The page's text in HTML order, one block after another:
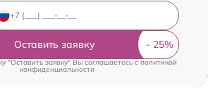
Оставить заявку
"Оставить заявку" Вы соглашаетесь cполитикой
конфиденциальности